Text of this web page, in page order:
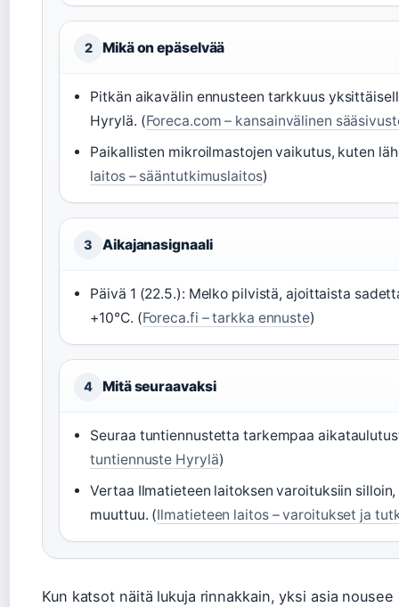
2 Mikä on epäselvää
Pitkän aikavälin ennusteen tarkkuus
Hyrylä. (Foreca.com – kansainvälinen
Paikallisten mikroilmastojen vaikutus, kuten
laitos – sääntutkimuslaitos)
3 Aikajanasignaali
Päivä 1 (22.5.): Melko pilvistä, ajoittaista
+10°C. (Foreca.fi – tarkka ennuste)
4 Mitä seuraavaksi
Seuraa tuntiennustetta tarkempaa
tuntiennuste Hyrylä)
Vertaa Ilmatieteen laitoksen varoituksiin
muuttuu. (Ilmatieteen laitos – varoitukset ja
Kun katsot näitä lukuja rinnakkain, yksi asia